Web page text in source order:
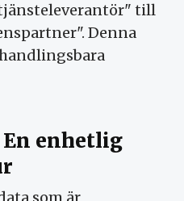
till
Denna
enhetlig